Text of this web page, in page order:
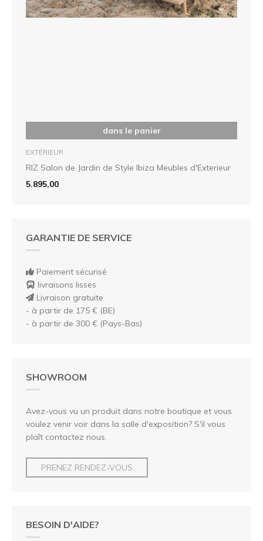
dans le panier
EXTÉRIEUR
RIZ Salon de Jardin de Style Ibiza Meubles d'Exterieur
5.895,00
GARANTIE DE SERVICE
Paiement sécurisé
livraisons lisses
Livraison gratuite
- à partir de 175 € (BE)
- à partir de 300 € (Pays-Bas)
SHOWROOM
Avez-vous vu un produit dans notre boutique et vous
voulez venir voir dans la salle d'exposition? S'il vous
plaît contactez nous.
PRENEZ RENDEZ-VOUS
BESOIN D'AIDE?